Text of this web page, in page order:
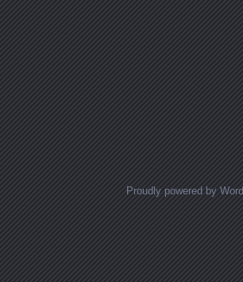
Proudly powered by